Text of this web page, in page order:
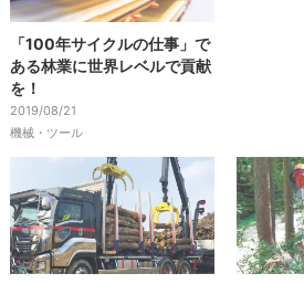
「100年サイクルの仕事」で
ある林業に世界レベルで貢献
を！
2019/08/21
機械・ツール